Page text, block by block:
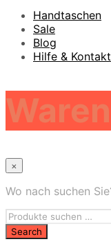
Handtaschen
Sale
Blog
Hilfe & Kontakt
×
Wo nach suchen